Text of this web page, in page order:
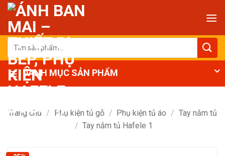
Bỏ
nội
dung
Tìm
kiếm:
DANH MỤC SẢN PHẨM
Trang chủ / Phụ kiện tủ gỗ / Phụ kiện tủ áo / Tay nắm tủ
/ Tay nắm tủ Hafele 1